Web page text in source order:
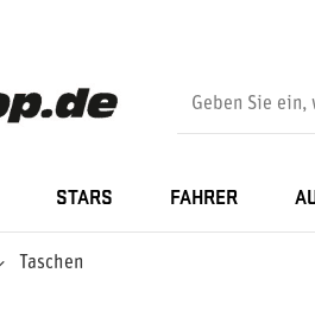
STARS FAHRER
Taschen